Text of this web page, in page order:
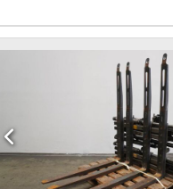
48 C çift palet çatalı, dış
taşıyıcı genişliği: 1400,